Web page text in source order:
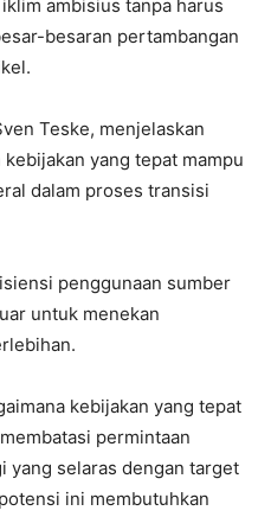
ambisius tanpa harus
besaran pertambangan
Teske, menjelaskan
yang tepat mampu
dalam proses transisi
penggunaan sumber
untuk menekan
kebijakan yang tepat
permintaan
yang selaras dengan target
ini membutuhkan